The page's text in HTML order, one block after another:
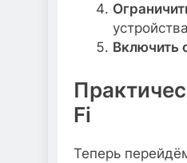
Включить
Fi
Теперь